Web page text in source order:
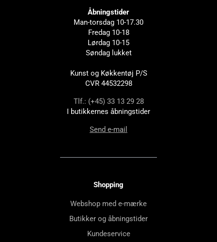
Åbningstider
Man-torsdag 10-17.30
Fredag 10-18
Lørdag 10-15
Søndag lukket
Kunst og Køkkentøj P/S
CVR 44532298
Tlf.: (+45) 33 13 29 28
I butikkernes åbningstider
Send e-mail
Shopping
Webshop med e-mærke
Butikker og åbningstider
Kundeservice